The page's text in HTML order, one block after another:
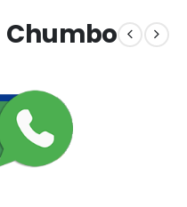
Chumbo